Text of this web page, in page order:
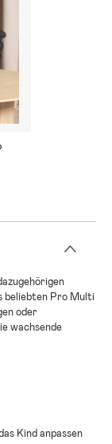
beliebten Pro Multi
oder
wachsende
Kind anpassen